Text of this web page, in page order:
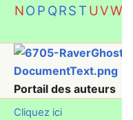
NO P QRS T UVW
Portail des auteurs
Cliquez ici